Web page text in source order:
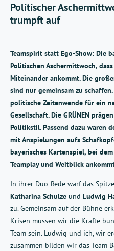
Politischer
trumpft auf
Teamspirit statt Ego-Show: Die
Politischen Aschermittwoch,
Miteinander ankommt. Die
sind nur gemeinsam zu
politische Zeitenwende für ein
Gesellschaft. Die GRÜNEN
Politikstil. Passend dazu waren
mit Anspielungen aufs
bayerisches Kartenspiel, bei
Teamplay und Weitblick
In ihrer Duo-Rede warf das
Katharina Schulze und Ludwig
zu. Gemeinsam auf der Bühne
Krisen müssen wir die Kräfte
Team sein. Ludwig und ich, wir
zusammen bilden wir das Team